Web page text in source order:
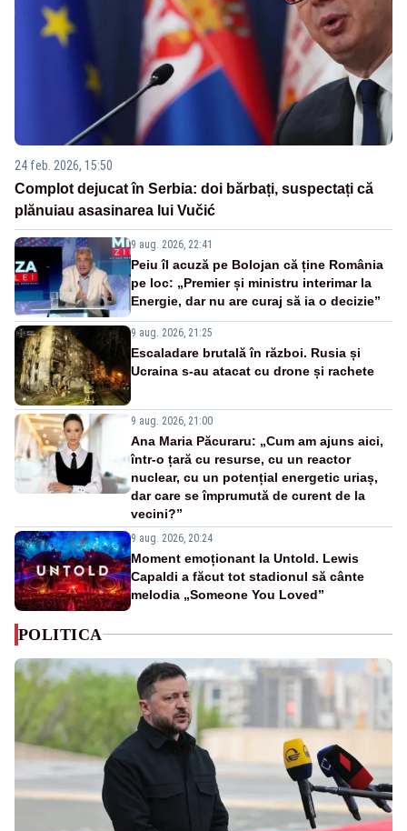
24 feb. 2026, 15:50
Complot dejucat în Serbia: doi bărbați, suspectați că
plănuiau asasinarea lui Vučić
9 aug. 2026, 22:41
Peiu îl acuză pe Bolojan că ține România
pe loc: „Premier și ministru interimar la
Energie, dar nu are curaj să ia o decizie”
9 aug. 2026, 21:25
Escaladare brutală în război. Rusia și
Ucraina s-au atacat cu drone și rachete
9 aug. 2026, 21:00
Ana Maria Păcuraru: „Cum am ajuns aici,
într-o țară cu resurse, cu un reactor
nuclear, cu un potențial energetic uriaș,
dar care se împrumută de curent de la
vecini?”
9 aug. 2026, 20:24
Moment emoționant la Untold. Lewis
Capaldi a făcut tot stadionul să cânte
melodia „Someone You Loved”
POLITICA